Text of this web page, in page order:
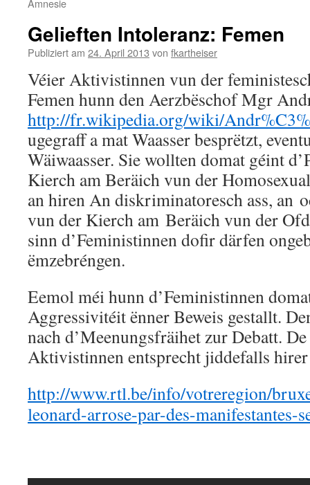
Amnesie
Gelieften Intoleranz: Femen
Publiziert am 24. April 2013 von fkartheiser
Véier Aktivistinnen vun der
Femen hunn den Aerzbëschof Mgr
http://fr.wikipedia.org/wiki/
ugegraff a mat Waasser besprëtzt,
Wäiwaasser. Sie wollten domat géint
Kierch am Beräich vun der
an hiren An diskriminatoresch ass, an
vun der Kierch am Beräich vun der
sinn d’Feministinnen dofir därfen
ëmzebréngen.
Eemol méi hunn d’Feministinnen
Aggressivitéit ënner Beweis gestallt.
nach d’Meenungsfräihet zur Debatt.
Aktivistinnen entsprecht jiddefalls
http://www.rtl.be/info/votreregion/
leonard-arrose-par-des-manifestantes-